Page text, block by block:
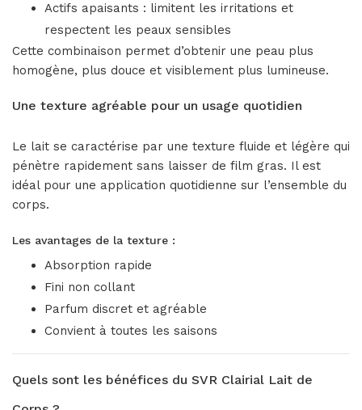
Actifs apaisants : limitent les irritations et
respectent les peaux sensibles
Cette combinaison permet d’obtenir une peau plus
homogène, plus douce et visiblement plus lumineuse.
Une texture agréable pour un usage quotidien
Le lait se caractérise par une texture fluide et légère qui
pénètre rapidement sans laisser de film gras. Il est
idéal pour une application quotidienne sur l’ensemble du
corps.
Les avantages de la texture :
Absorption rapide
Fini non collant
Parfum discret et agréable
Convient à toutes les saisons
Quels sont les bénéfices du SVR Clairial Lait de